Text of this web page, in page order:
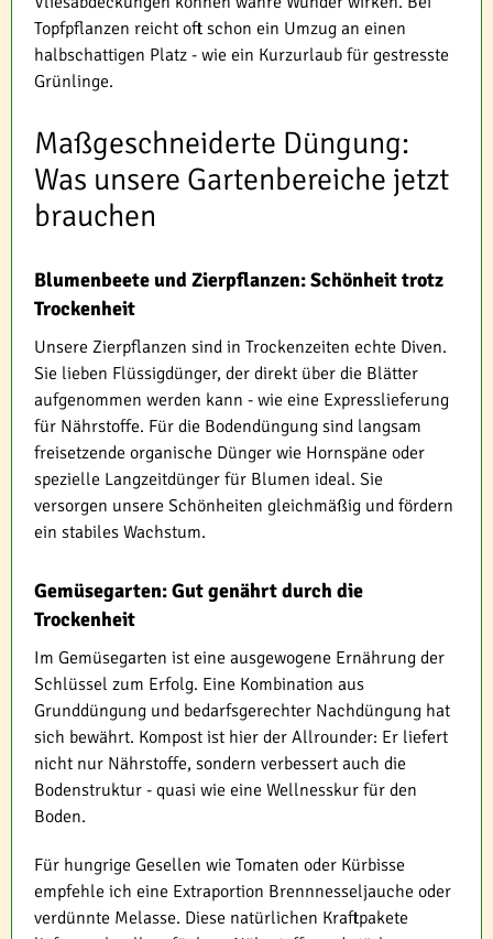
Topfpflanzen reicht oft schon ein Umzug an einen
halbschattigen Platz - wie ein Kurzurlaub für gestresste
Grünlinge.
Maßgeschneiderte Düngung:
Was unsere Gartenbereiche jetzt
brauchen
Blumenbeete und Zierpflanzen: Schönheit trotz
Trockenheit
Unsere Zierpflanzen sind in Trockenzeiten echte Diven.
Sie lieben Flüssigdünger, der direkt über die Blätter
aufgenommen werden kann - wie eine Expresslieferung
für Nährstoffe. Für die Bodendüngung sind langsam
freisetzende organische Dünger wie Hornspäne oder
spezielle Langzeitdünger für Blumen ideal. Sie
versorgen unsere Schönheiten gleichmäßig und fördern
ein stabiles Wachstum.
Gemüsegarten: Gut genährt durch die
Trockenheit
Im Gemüsegarten ist eine ausgewogene Ernährung der
Schlüssel zum Erfolg. Eine Kombination aus
Grunddüngung und bedarfsgerechter Nachdüngung hat
sich bewährt. Kompost ist hier der Allrounder: Er liefert
nicht nur Nährstoffe, sondern verbessert auch die
Bodenstruktur - quasi wie eine Wellnesskur für den
Boden.
Für hungrige Gesellen wie Tomaten oder Kürbisse
empfehle ich eine Extraportion Brennnesseljauche oder
verdünnte Melasse. Diese natürlichen Kraftpakete